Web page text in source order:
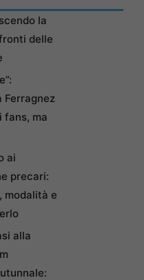
la
delle
Ferragnez
ma
ai
precari:
modalità e
alla